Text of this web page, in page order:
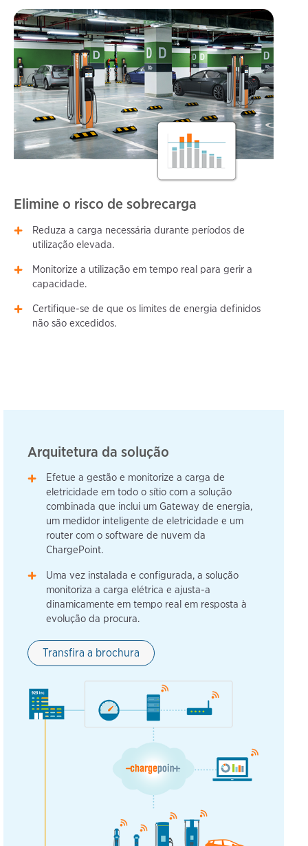
Elimine o risco de sobrecarga
Reduza a carga necessária durante períodos de
utilização elevada.
Monitorize a utilização em tempo real para gerir a
capacidade.
Certifique-se de que os limites de energia definidos
não são excedidos.
Arquitetura da solução
Efetue a gestão e monitorize a carga de
eletricidade em todo o sítio com a solução
combinada que inclui um Gateway de energia,
um medidor inteligente de eletricidade e um
router com o software de nuvem da
ChargePoint.
Uma vez instalada e configurada, a solução
monitoriza a carga elétrica e ajusta-a
dinamicamente em tempo real em resposta à
evolução da procura.
Transfira a brochura